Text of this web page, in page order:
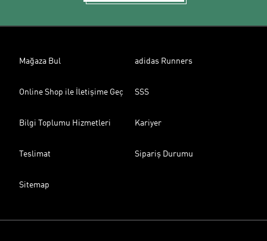
Mağaza Bul adidas Runners
Online Shop ile İletişime Geç SSS
Bilgi Toplumu Hizmetleri Kariyer
Teslimat Sipariş Durumu
Sitemap